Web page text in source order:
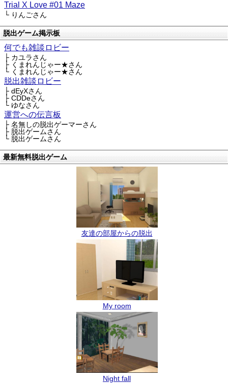
Trial X Love #01 Maze
└ りんごさん
脱出ゲーム掲示板
何でも雑談ロビー
├ カユラさん
├ くまれんじゃー★さん
└ くまれんじゃー★さん
脱出雑談ロビー
├ dEyXさん
├ CDDeさん
└ ゆなさん
運営への伝言板
├ 名無しの脱出ゲーマーさん
├ 脱出ゲームさん
└ 脱出ゲームさん
最新無料脱出ゲーム
友達の部屋からの脱出
My room
Night fall